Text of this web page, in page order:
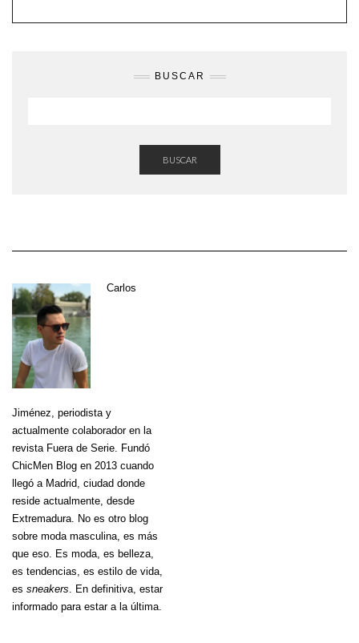
BUSCAR
BUSCAR
Carlos
Jiménez , periodista y
actualmente colaborador en la
revista Fuera de Serie. Fundó
ChicMen Blog en 2013 cuando
llegó a Madrid, ciudad donde
reside actualmente, desde
Extremadura. No es otro blog
sobre moda masculina, es más
que eso. Es moda, es belleza,
es tendencias, es estilo de vida,
es sneakers . En definitiva, estar
informado para estar a la última.